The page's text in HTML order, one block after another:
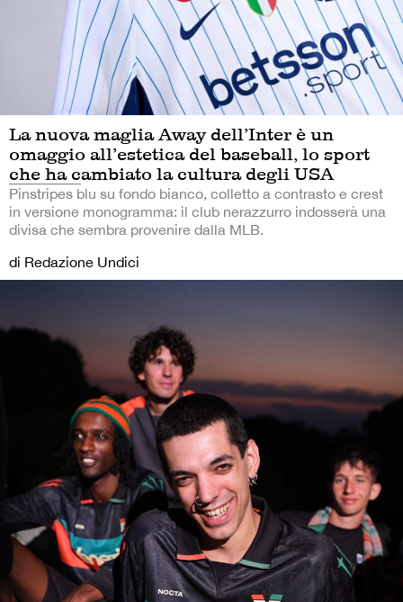
La nuova maglia Away dell’Inter è un
omaggio all’estetica del baseball, lo sport
che ha cambiato la cultura degli USA
Pinstripes blu su fondo bianco, colletto a contrasto e crest
in versione monogramma: il club nerazzurro indosserà una
divisa che sembra provenire dalla MLB.
di Redazione Undici